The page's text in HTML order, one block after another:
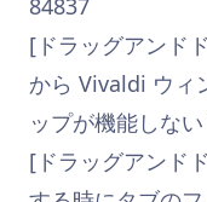
84837
[ドラッグアンド
から Vivaldi ウィ
ップが機能しな
[ドラッグアンド